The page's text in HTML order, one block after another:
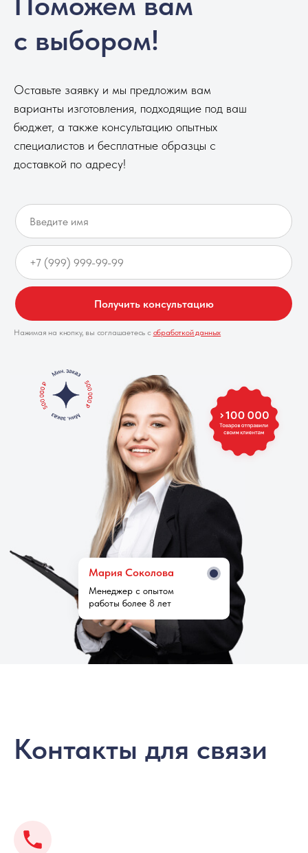
с выбором!
Оставьте заявку и мы предложим вам
варианты изготовления, подходящие под ваш
бюджет, а также консультацию опытных
специалистов и бесплатные образцы с
доставкой по адресу!
Менеджер с опытом
работы более 8 лет
Мария Cоколова
Получить консультацию
Нажимая на кнопку, вы соглашаетесь с обработкой данных
Контакты для связи